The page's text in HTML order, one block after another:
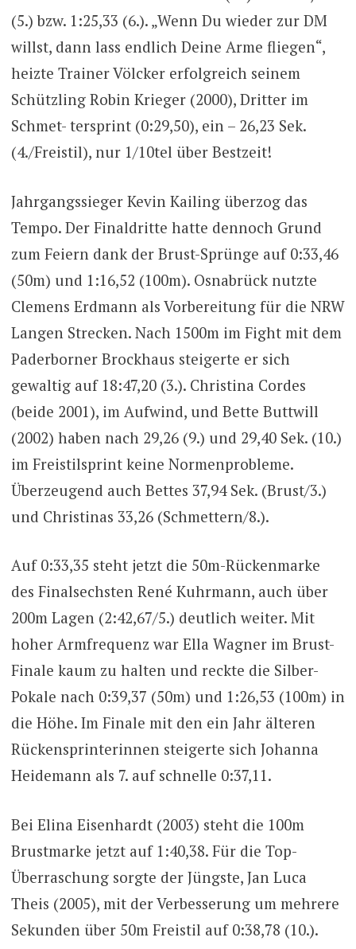
(5.) bzw. 1:25,33 (6.). „Wenn Du wieder zur DM
willst, dann lass endlich Deine Arme fliegen“,
heizte Trainer Völcker erfolgreich seinem
Schützling Robin Krieger (2000), Dritter im
Schmet- tersprint (0:29,50), ein – 26,23 Sek.
(4./Freistil), nur 1/10tel über Bestzeit!
Jahrgangssieger Kevin Kailing überzog das
Tempo. Der Finaldritte hatte dennoch Grund
zum Feiern dank der Brust-Sprünge auf 0:33,46
(50m) und 1:16,52 (100m). Osnabrück nutzte
Clemens Erdmann als Vorbereitung für die NRW
Langen Strecken. Nach 1500m im Fight mit dem
Paderborner Brockhaus steigerte er sich
gewaltig auf 18:47,20 (3.). Christina Cordes
(beide 2001), im Aufwind, und Bette Buttwill
(2002) haben nach 29,26 (9.) und 29,40 Sek. (10.)
im Freistilsprint keine Normenprobleme.
Überzeugend auch Bettes 37,94 Sek. (Brust/3.)
und Christinas 33,26 (Schmettern/8.).
Auf 0:33,35 steht jetzt die 50m-Rückenmarke
des Finalsechsten René Kuhrmann, auch über
200m Lagen (2:42,67/5.) deutlich weiter. Mit
hoher Armfrequenz war Ella Wagner im Brust-
Finale kaum zu halten und reckte die Silber-
Pokale nach 0:39,37 (50m) und 1:26,53 (100m) in
die Höhe. Im Finale mit den ein Jahr älteren
Rückensprinterinnen steigerte sich Johanna
Heidemann als 7. auf schnelle 0:37,11.
Bei Elina Eisenhardt (2003) steht die 100m
Brustmarke jetzt auf 1:40,38. Für die Top-
Überraschung sorgte der Jüngste, Jan Luca
Theis (2005), mit der Verbesserung um mehrere
Sekunden über 50m Freistil auf 0:38,78 (10.).